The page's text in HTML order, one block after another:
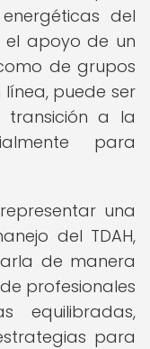
del
el apoyo de un
de grupos
puede ser
a la
para
una
del TDAH,
de manera
profesionales
equilibradas,
para